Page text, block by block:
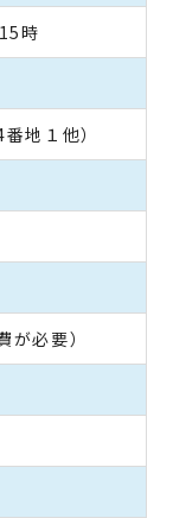
時
地１他）
必要）